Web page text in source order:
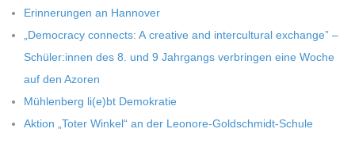
U
L
E
Erin­ne­run­gen an Hannover
„Demo­cracy con­nects: A crea­tive and inter­cul­tu­ral exch­ange” –
Schüler:innen des 8. und 9 Jahr­gangs ver­brin­gen eine Woche
auf den Azoren
Müh­len­berg li(e)bt Demokratie
Aktion „Toter Win­kel“ an der Leonore-Goldschmidt-Schule